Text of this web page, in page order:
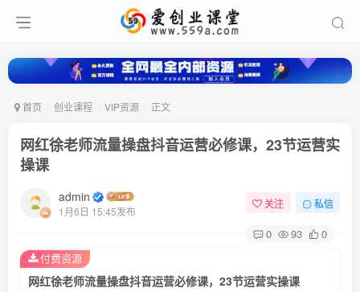
首页 创业课程 VIP资源 正文
网红徐老师流量操盘抖音运营必修课，23节运营实
操课
admin
1月6日 15:45发布
关注 私信
0 93 0
网红徐老师流量操盘抖音运营必修课，23节运营实操课
付费资源